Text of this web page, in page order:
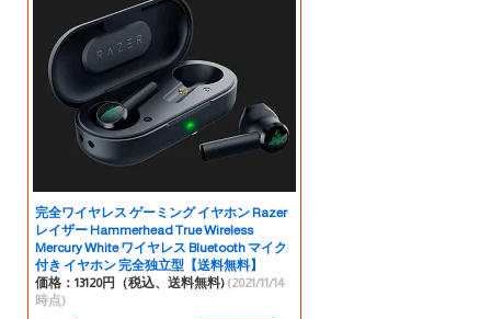
完全ワイヤレス ゲーミング イヤホン Razer
レイザー Hammerhead True Wireless
Mercury White ワイヤレス Bluetooth マイク
付き イヤホン 完全独立型【送料無料】
価格：13120円（税込、送料無料) (2021/11/14
時点)